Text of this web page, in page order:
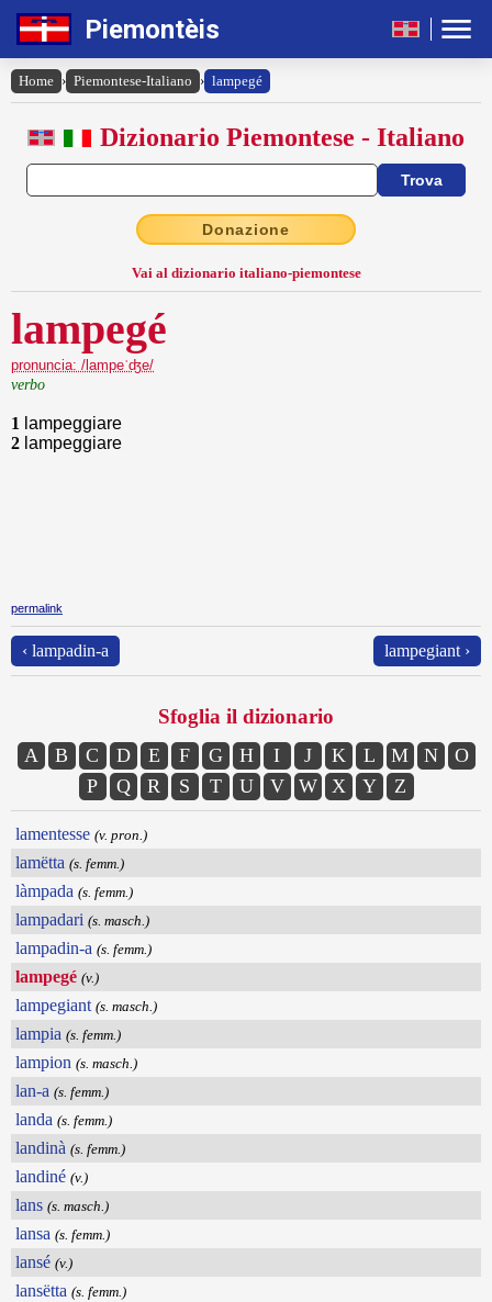
Piemontèis
Home › Piemontese-Italiano › lampegé
Dizionario Piemontese - Italiano
Donazione
Vai al dizionario italiano-piemontese
lampegé
pronuncia: /lampeˈʤe/
verbo
1 lampeggiare
2 lampeggiare
permalink
‹ lampadin-a lampegiant ›
Sfoglia il dizionario
A B C D E F G H I J K L M N
O
P
Q R S T U V W X Y Z
lamentesse (v. pron.)
lamëtta (s. femm.)
làmpada (s. femm.)
lampadari (s. masch.)
lampadin-a (s. femm.)
lampegé (v.)
lampegiant (s. masch.)
lampia (s. femm.)
lampion (s. masch.)
lan-a (s. femm.)
landa (s. femm.)
landinà (s. femm.)
landiné (v.)
lans (s. masch.)
lansa (s. femm.)
lansé (v.)
lansëtta (s. femm.)